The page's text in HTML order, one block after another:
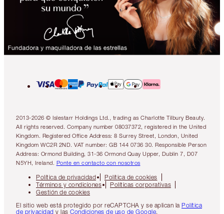
2013-2026 © Islestarr Holdings Ltd., trading as Charlotte Tilbury Beauty.
All rights reserved. Company number 08037372, registered in the United
Kingdom. Registered Office Address: 8 Surrey Street, London, United
Kingdom WC2R 2ND. VAT number: GB 144 0736 30. Responsible Person
Address: Ormond Building, 31-36 Ormond Quay Upper, Dublin 7, D07
N5YH, Ireland. Ponte en contacto con nosotros
Política de privacidad
Política de cookies
Términos y condiciones
Políticas corporativas
Gestión de cookies
El sitio web está protegido por reCAPTCHA y se aplican la Política
de privacidad y las Condiciones de uso de Google.